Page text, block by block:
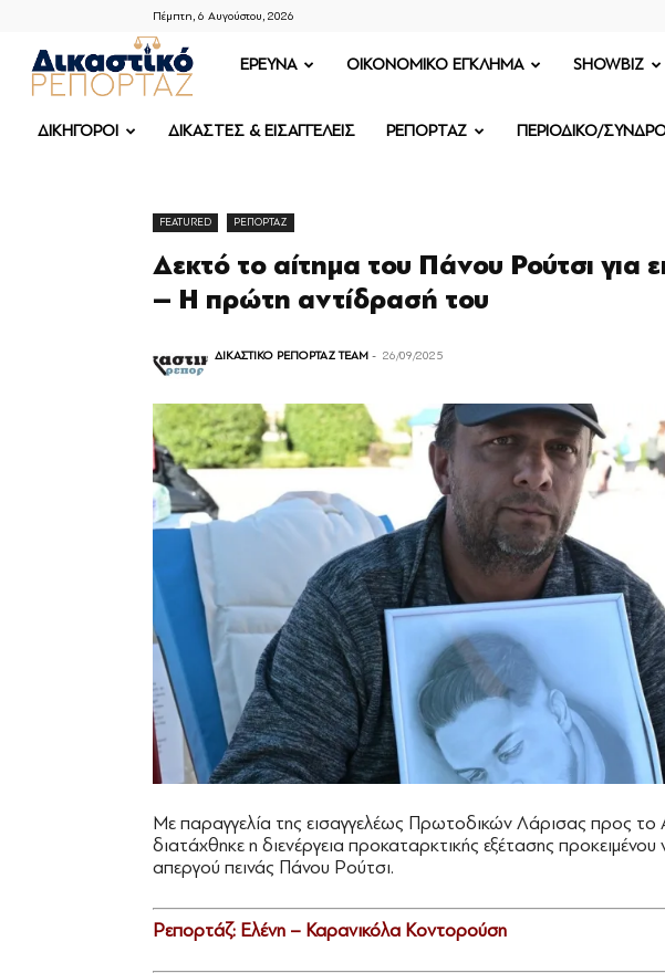
Πέμπτη, 6 Αυγούστου, 2026
ΔΙΚΑΣΤΙΚΟ
ΡΕΠΟΡΤΑΖ
ΕΡΕΥΝΑ OIKONOMIKO ΕΓΚΛΗΜΑ SHOWBIZ
ΔΙΚΗΓΟΡΟΙ ΔΙΚΑΣΤΕΣ & ΕΙΣΑΓΓΕΛΕΙΣ ΡΕΠΟΡΤΑΖ ΠΕΡΙΟΔΙΚΟ/
FEATURED ΡΕΠΟΡΤΑΖ
Δεκτό το αίτημα του Πάνου Ρούτσι για
– Η πρώτη αντίδρασή του
ΔΙΚΑΣΤΙΚΟ ΡΕΠΟΡΤΑΖ TEAM - 26/09/2025
Με παραγγελία της εισαγγελέως Πρωτοδικών Λάρισας προς το
διατάχθηκε η διενέργεια προκαταρκτικής εξέτασης προκειμένου
απεργού πεινάς Πάνου Ρούτσι.
Ρεπορτάζ: Ελένη – Καρανικόλα Κοντορούση